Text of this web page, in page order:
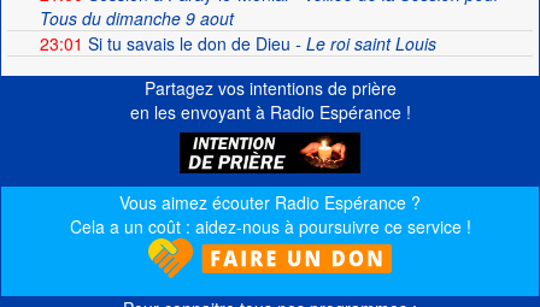
Tous du dimanche 9 aout
23:01 Si tu savais le don de Dieu - Le roi saint Louis
Partagez vos intentions de prière
en les envoyant à Radio Espérance !
Vous aimez écouter Radio Espérance ?
Cela a un coût : aidez-nous à poursuivre ce service !